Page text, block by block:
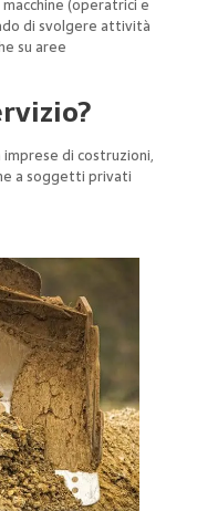
(operatrici e
di svolgere attività
su aree
di costruzioni,
a soggetti privati